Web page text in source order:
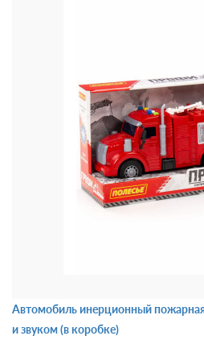
Автомобиль инерционный
и звуком (в коробке)